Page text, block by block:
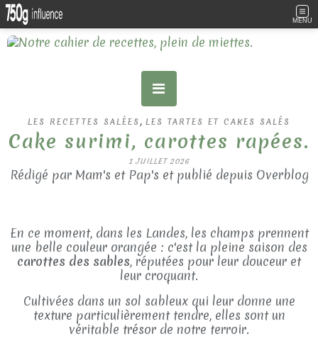
MENU
LES RECETTES SALÉES , LES TARTES ET CAKES SALÉS
Cake surimi, carottes rapées.
1 JUILLET 2026
Rédigé par Mam's et Pap's et publié depuis Overblog
En ce moment, dans les Landes, les champs prennent
une belle couleur orangée : c'est la pleine saison des
carottes des sables, réputées pour leur douceur et
leur croquant.
Cultivées dans un sol sableux qui leur donne une
texture particulièrement tendre, elles sont un
véritable trésor de notre terroir.